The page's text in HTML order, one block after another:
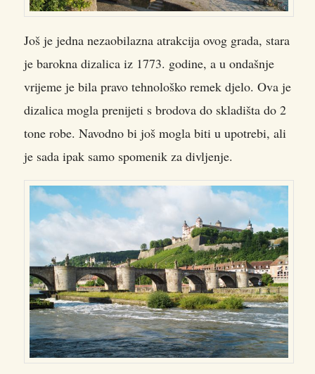
Još je jedna nezaobilazna atrakcija ovog grada, stara
je barokna dizalica iz 1773. godine, a u ondašnje
vrijeme je bila pravo tehnološko remek djelo. Ova je
dizalica mogla prenijeti s brodova do skladišta do 2
tone robe. Navodno bi još mogla biti u upotrebi, ali
je sada ipak samo spomenik za divljenje.